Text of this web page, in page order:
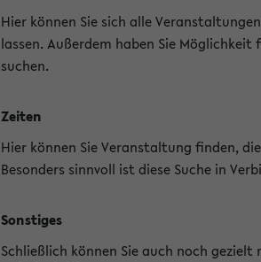
Hier können Sie sich alle
lassen. Außerdem haben Sie
suchen.
Zeiten
Hier können Sie Veranstaltung finden,
Besonders sinnvoll ist diese Suche in
Sonstiges
Schließlich können Sie auch noch